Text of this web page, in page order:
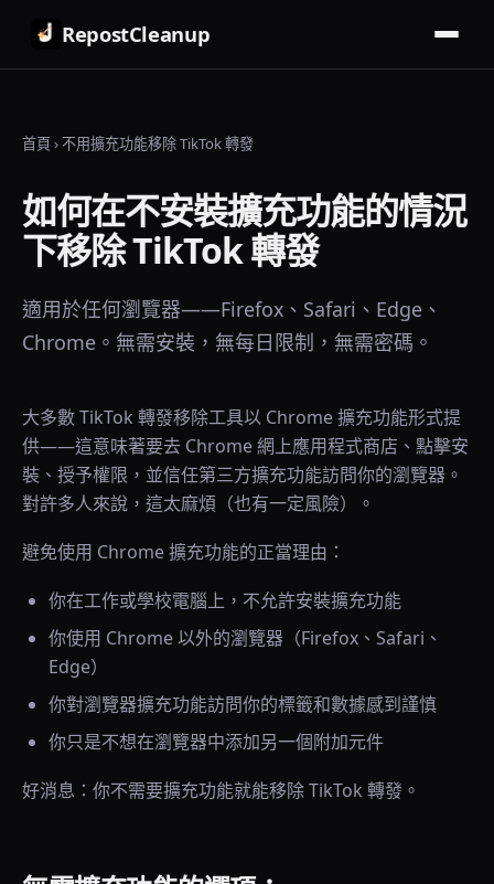
RepostCleanup
首頁 ›不用擴充功能移除 TikTok 轉發
如何在不安裝擴充功能的情況
下移除 TikTok 轉發
適用於任何瀏覽器——Firefox、Safari、Edge、
Chrome。無需安裝，無每日限制，無需密碼。
大多數 TikTok 轉發移除工具以 Chrome 擴充功能形式提
供——這意味著要去 Chrome 網上應用程式商店、點擊安
裝、授予權限，並信任第三方擴充功能訪問你的瀏覽器。
對許多人來說，這太麻煩（也有一定風險）。
避免使用 Chrome 擴充功能的正當理由：
你在工作或學校電腦上，不允許安裝擴充功能
你使用 Chrome 以外的瀏覽器（Firefox、Safari、
Edge）
你對瀏覽器擴充功能訪問你的標籤和數據感到謹慎
你只是不想在瀏覽器中添加另一個附加元件
好消息：你不需要擴充功能就能移除 TikTok 轉發。